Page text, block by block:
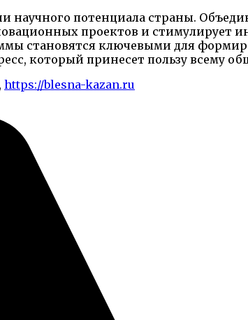
потенциала страны.
проектов и стимулирует
становятся ключевыми для
который принесет пользу всему
, https://blesna-kazan.ru